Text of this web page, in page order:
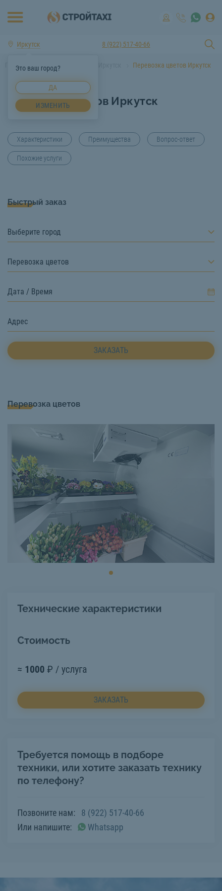
Иркутск
Это ваш город?
ДА
ИЗМЕНИТЬ
8 (922) 517-40-66
Главная Услуги спецтехники Иркутск Перевозка цветов Иркутск
Перевозка цветов Иркутск
Характеристики Преимущества Вопрос-ответ
Похожие услуги
Быстрый заказ
Выберите город
Перевозка цветов
ЗАКАЗАТЬ
Перевозка цветов
Технические характеристики
Стоимость
≈ 1000 ₽ / услуга
ЗАКАЗАТЬ
Требуется помощь в подборе
техники, или хотите заказать технику
по телефону?
Позвоните нам:
8 (922) 517-40-66
Или напишите:
Whatsapp